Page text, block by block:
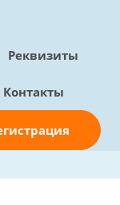
Реквизиты
Контакты